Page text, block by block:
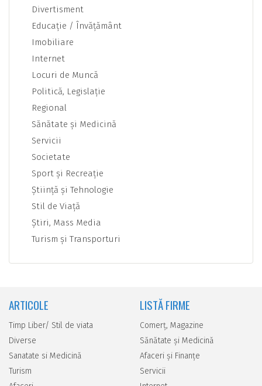
Divertisment
Educaţie / Învăţământ
Imobiliare
Internet
Locuri de Muncă
Politică, Legislaţie
Regional
Sănătate şi Medicină
Servicii
Societate
Sport şi Recreaţie
Ştiinţă şi Tehnologie
Stil de Viaţă
Ştiri, Mass Media
Turism şi Transporturi
ARTICOLE
Timp Liber/ Stil de viata
Diverse
Sanatate si Medicină
Turism
LISTĂ FIRME
Comerţ, Magazine
Sănătate şi Medicină
Afaceri şi Finanţe
Servicii